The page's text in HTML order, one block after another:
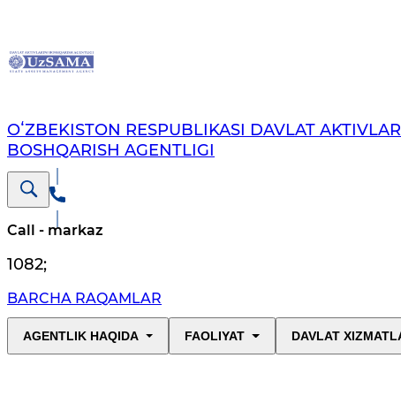
OʻZBEKISTON RESPUBLIKASI DAVLAT
BOSHQARISH AGENTLIGI
Call - markaz
1082;
BARCHA RAQAMLAR
AGENTLIK HAQIDA FAOLIYAT DAVLAT